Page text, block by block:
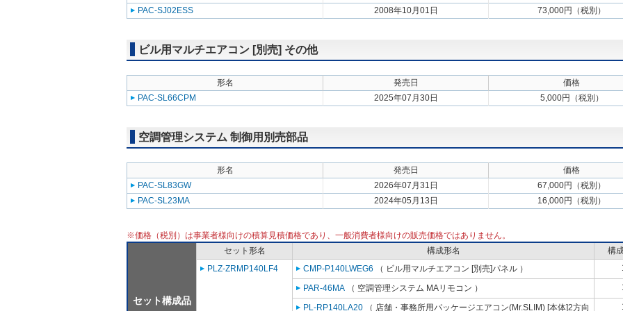
PAC-SJ02ESS
2008年10月01日 73,000円（税別）
ビル用マルチエアコン [別売] その他
形名 発売日
価格
PAC-SL66CPM
2025年07月30日 5,000円（税別）
空調管理システム 制御用別売部品
形名 発売日
価格
PAC-SL83GW
2026年07月31日
67,000円（税別）
PAC-SL23MA
2024年05月13日 16,000円（税別）
※価格（税別）は事業者様向けの積算見積価格であり、一般消費者様向けの販売価格ではありません。
セット構成品
セット形名 構成形名
構
PLZ-ZRMP140LF4
CMP-P140LWEG6 （ ビル用マルチエアコン [別売]パネル ）
PAR-46MA （ 空調管理システム MAリモコン ）
PL-RP140LA20 （ 店舗・事務所用パッケージエアコン(Mr.SLIM) [本体]2方向